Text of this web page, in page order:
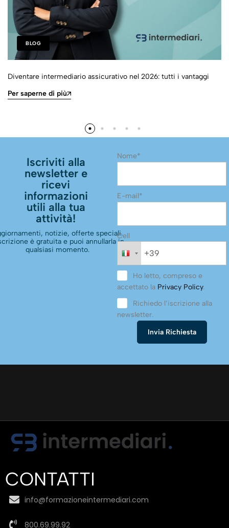
BLOG
Diventare intermediario assicurativo nel 2026: tutti i vantaggi
Per saperne di più
Iscriviti alla
newsletter e
ricevi
informazioni
utili alla tua
attività!
notizie, offerte speciali.
è gratuita e puoi annullarla in
qualsiasi momento.
Nome*
E-mail*
Cell
Ho letto, compreso e
accettato la Privacy Policy.
Richiedo l’iscrizione alla
newsletter.
CONTATTI
info@formazioneintermediari.com
800.69.99.92